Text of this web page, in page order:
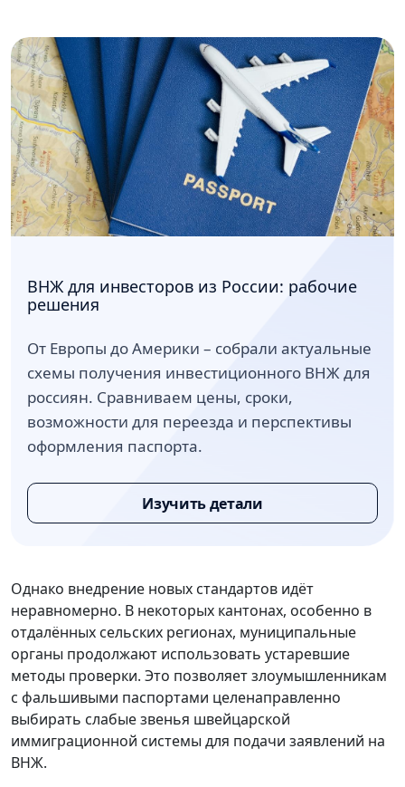
ВНЖ для инвесторов из России: рабочие
решения
От Европы до Америки – собрали актуальные
схемы получения инвестиционного ВНЖ для
россиян. Сравниваем цены, сроки,
возможности для переезда и перспективы
оформления паспорта.
Изучить детали
Однако внедрение новых стандартов идёт
неравномерно. В некоторых кантонах, особенно в
отдалённых сельских регионах, муниципальные
органы продолжают использовать устаревшие
методы проверки. Это позволяет злоумышленникам
с фальшивыми паспортами целенаправленно
выбирать слабые звенья швейцарской
иммиграционной системы для подачи заявлений на
ВНЖ.